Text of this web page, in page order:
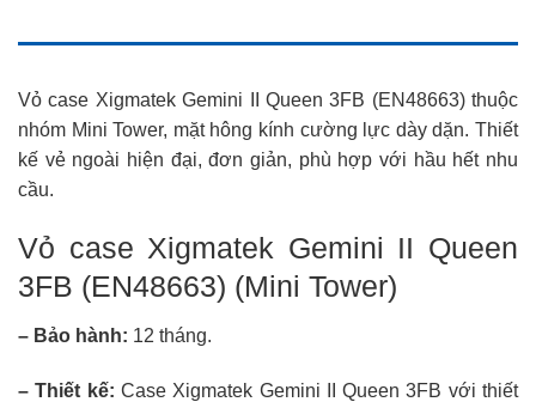
Vỏ case Xigmatek Gemini II Queen 3FB (EN48663) thuộc
nhóm Mini Tower, mặt hông kính cường lực dày dặn. Thiết
kế vẻ ngoài hiện đại, đơn giản, phù hợp với hầu hết nhu
cầu.
Vỏ case Xigmatek Gemini II Queen
3FB (EN48663) (Mini Tower)
– Bảo hành: 12 tháng.
– Thiết kế: Case Xigmatek Gemini II Queen 3FB với thiết